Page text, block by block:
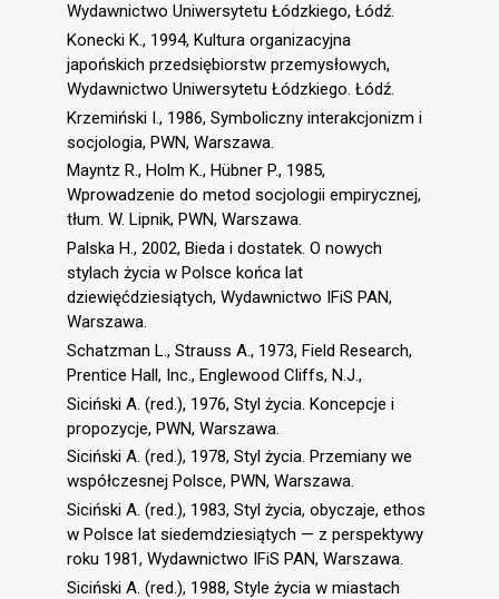
Wydawnictwo Uniwersytetu Łódzkiego, Łódź.
Konecki K., 1994, Kultura organizacyjna
japońskich przedsiębiorstw przemysłowych,
Wydawnictwo Uniwersytetu Łódzkiego. Łódź.
Krzemiński I., 1986, Symboliczny interakcjonizm i
socjologia, PWN, Warszawa.
Mayntz R., Holm K., Hübner P., 1985,
Wprowadzenie do metod socjologii empirycznej,
tłum. W. Lipnik, PWN, Warszawa.
Palska H., 2002, Bieda i dostatek. O nowych
stylach życia w Polsce końca lat
dziewięćdziesiątych, Wydawnictwo IFiS PAN,
Warszawa.
Schatzman L., Strauss A., 1973, Field Research,
Prentice Hall, Inc., Englewood Cliffs, N.J.,
Siciński A. (red.), 1976, Styl życia. Koncepcje i
propozycje, PWN, Warszawa.
Siciński A. (red.), 1978, Styl życia. Przemiany we
współczesnej Polsce, PWN, Warszawa.
Siciński A. (red.), 1983, Styl życia, obyczaje, ethos
w Polsce lat siedemdziesiątych — z perspektywy
roku 1981, Wydawnictwo IFiS PAN, Warszawa.
Siciński A. (red.), 1988, Style życia w miastach